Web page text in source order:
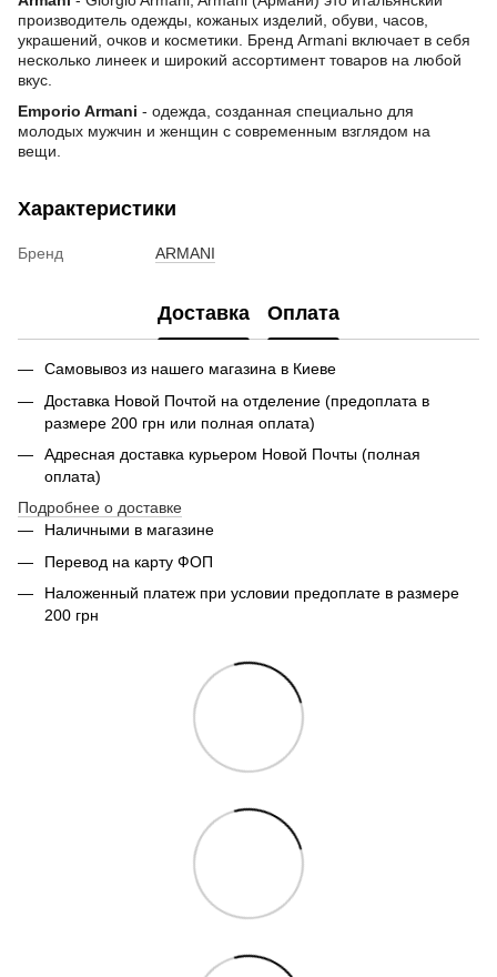
производитель одежды, кожаных изделий, обуви, часов,
украшений, очков и косметики. Бренд Armani включает в себя
несколько линеек и широкий ассортимент товаров на любой
вкус.
Emporio Armani - одежда, созданная специально для
молодых мужчин и женщин с современным взглядом на
вещи.
Характеристики
Бренд ARMANI
Доставка Оплата
Самовывоз из нашего магазина в Киеве
Доставка Новой Почтой на отделение (предоплата в
размере 200 грн или полная оплата)
Адресная доставка курьером Новой Почты (полная
оплата)
Подробнее о доставке
Наличными в магазине
Перевод на карту ФОП
Наложенный платеж при условии предоплате в размере
200 грн